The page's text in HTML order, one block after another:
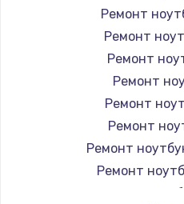
Ремонт
Ремонт
Ремонт
Ремонт
Ремонт
Ремонт
Ремонт
Ремонт
Ремонт